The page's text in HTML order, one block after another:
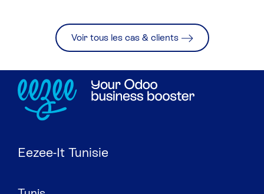
Voir tous les cas & clients
Eezee-It Tunisie